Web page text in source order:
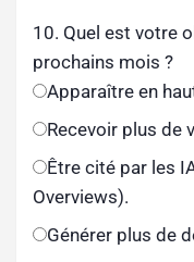
10. Quel est votre
prochains mois ?
Apparaître en
Recevoir plus de
Être cité par les
Overviews).
Générer plus de